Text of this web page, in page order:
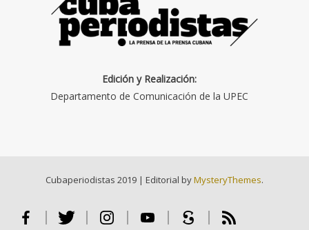
Edición y Realización:
Departamento de Comunicación de la UPEC
Cubaperiodistas 2019 | Editorial byMysteryThemes.